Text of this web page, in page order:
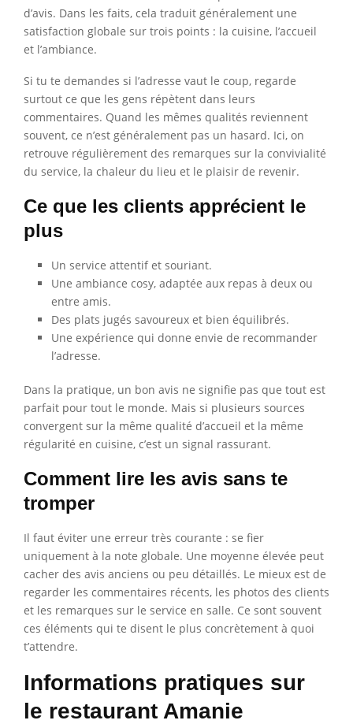
d’avis. Dans les faits, cela traduit généralement une
satisfaction globale sur trois points : la cuisine, l’accueil
et l’ambiance.
Si tu te demandes si l’adresse vaut le coup, regarde
surtout ce que les gens répètent dans leurs
commentaires. Quand les mêmes qualités reviennent
souvent, ce n’est généralement pas un hasard. Ici, on
retrouve régulièrement des remarques sur la convivialité
du service, la chaleur du lieu et le plaisir de revenir.
Ce que les clients apprécient le
plus
Un service attentif et souriant.
Une ambiance cosy, adaptée aux repas à deux ou
entre amis.
Des plats jugés savoureux et bien équilibrés.
Une expérience qui donne envie de recommander
l’adresse.
Dans la pratique, un bon avis ne signifie pas que tout est
parfait pour tout le monde. Mais si plusieurs sources
convergent sur la même qualité d’accueil et la même
régularité en cuisine, c’est un signal rassurant.
Comment lire les avis sans te
tromper
Il faut éviter une erreur très courante : se fier
uniquement à la note globale. Une moyenne élevée peut
cacher des avis anciens ou peu détaillés. Le mieux est de
regarder les commentaires récents, les photos des clients
et les remarques sur le service en salle. Ce sont souvent
ces éléments qui te disent le plus concrètement à quoi
t’attendre.
Informations pratiques sur
le restaurant Amanie